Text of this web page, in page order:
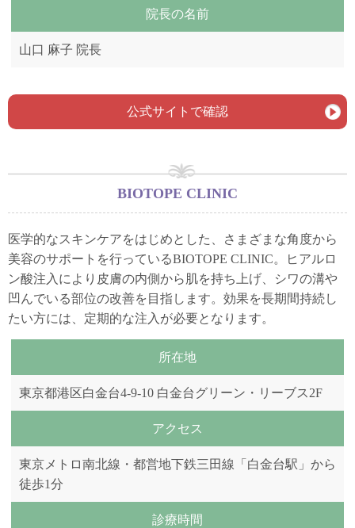
院長の名前
山口 麻子 院長
公式サイトで確認
BIOTOPE CLINIC
医学的なスキンケアをはじめとした、さまざまな角度から
美容のサポートを行っているBIOTOPE CLINIC。ヒアルロ
ン酸注入により皮膚の内側から肌を持ち上げ、シワの溝や
凹んでいる部位の改善を目指します。効果を長期間持続し
たい方には、定期的な注入が必要となります。
所在地
東京都港区白金台4-9-10 白金台グリーン・リーブス2F
アクセス
東京メトロ南北線・都営地下鉄三田線「白金台駅」から
徒歩1分
診療時間